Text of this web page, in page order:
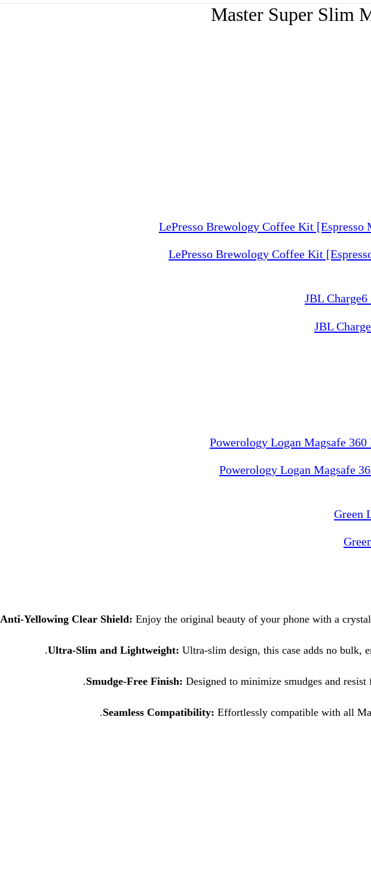
Master Super Slim
LePresso Brewology Coffee Kit
JBL
Powerology Logan Magsafe
Anti-Yellowing Clear Shield: Enjoy the original beauty of your phone with a
Ultra-Slim and Lightweight: Ultra-slim design, this case adds no bulk,
Smudge-Free Finish: Designed to minimize smudges and
Seamless Compatibility: Effortlessly compatible with all